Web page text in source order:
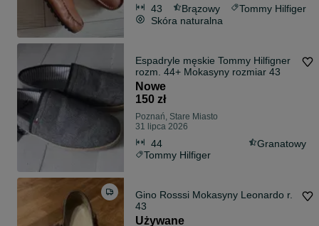
43 Brązowy
Tommy Hilfiger
Skóra naturalna
Espadryle męskie Tommy Hilfigner
rozm. 44+ Mokasyny rozmiar 43
Nowe
150 zł
Poznań, Stare Miasto
31 lipca 2026
44
Granatowy
Tommy Hilfiger
Gino Rosssi Mokasyny Leonardo r.
43
Używane